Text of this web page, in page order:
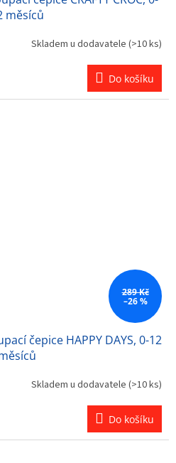
měsíců
Skladem u dodavatele (>10 ks)
Do košíku
289 Kč
–26 %
čepice HAPPY DAYS, 0-12
Skladem u dodavatele (>10 ks)
Do košíku